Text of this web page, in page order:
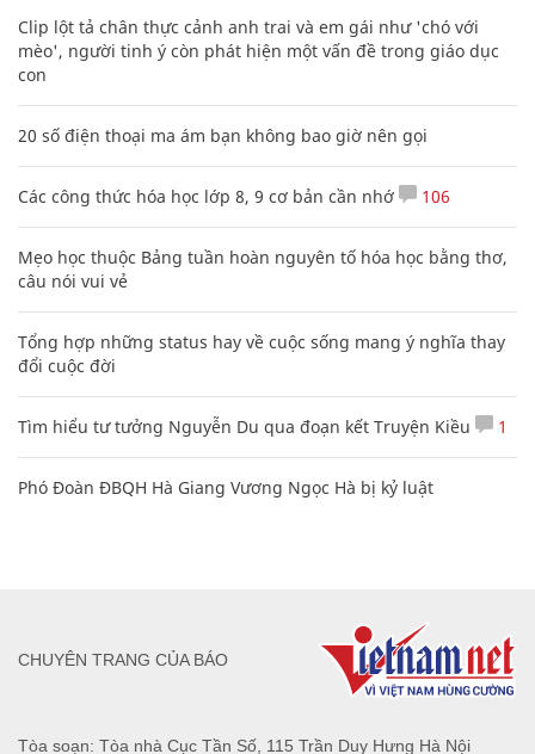
Clip lột tả chân thực cảnh anh trai và em gái như 'chó với
mèo', người tinh ý còn phát hiện một vấn đề trong giáo dục
con
20 số điện thoại ma ám bạn không bao giờ nên gọi
Các công thức hóa học lớp 8, 9 cơ bản cần nhớ 106
Mẹo học thuộc Bảng tuần hoàn nguyên tố hóa học bằng thơ,
câu nói vui vẻ
Tổng hợp những status hay về cuộc sống mang ý nghĩa thay
đổi cuộc đời
Tìm hiểu tư tưởng Nguyễn Du qua đoạn kết Truyện Kiều 1
Phó Đoàn ĐBQH Hà Giang Vương Ngọc Hà bị kỷ luật
Tòa soạn: Tòa nhà Cục Tần Số, 115 Trần Duy Hưng Hà Nội
CHUYÊN TRANG CỦA BÁO